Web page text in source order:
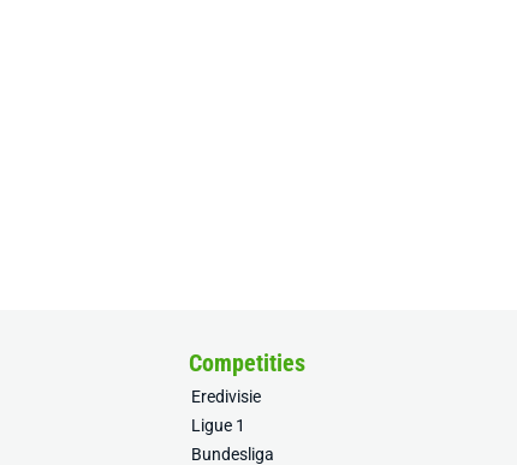
Competities
Eredivisie
Ligue 1
Bundesliga